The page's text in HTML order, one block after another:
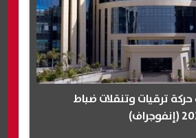
حركة ترقيات وتنقلات ضباط